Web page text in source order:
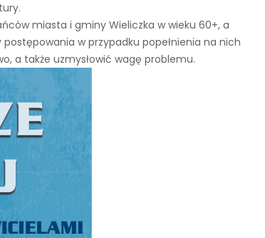
miasta i gminy Wieliczka w wieku 60+, a
w przypadku popełnienia na nich
a także uzmysłowić wagę problemu.